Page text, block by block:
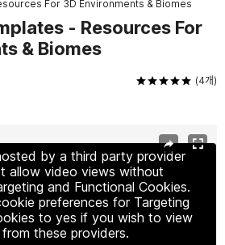
For 3D Environments & Biomes
- Resources For
& Biomes
(4개)
by a third party provider
allow video views without
and Functional Cookies.
preferences for Targeting
to yes if you wish to view
these providers.